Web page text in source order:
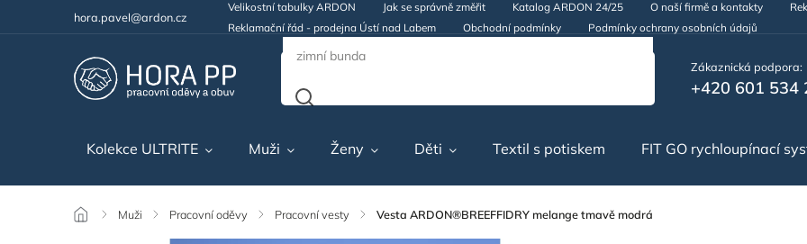
hora.pavel@ardon.cz
Velikostní tabulky ARDON Jak se správně změřit Katalog ARDON 24/25 O naší firmě a kontakty
Reklamační řád - prodejna Ústí nad Labem
Obchodní podmínky Podmínky ochrany osobních údajů
Zákaznická podpora:
+420 601 534
Kolekce ULTRITE Muži Ženy Děti Textil s potiskem FIT GO rychloupínací
/ Muži / Pracovní oděvy / Pracovní vesty / Vesta ARDON®BREEFFIDRY melange tmavě modrá